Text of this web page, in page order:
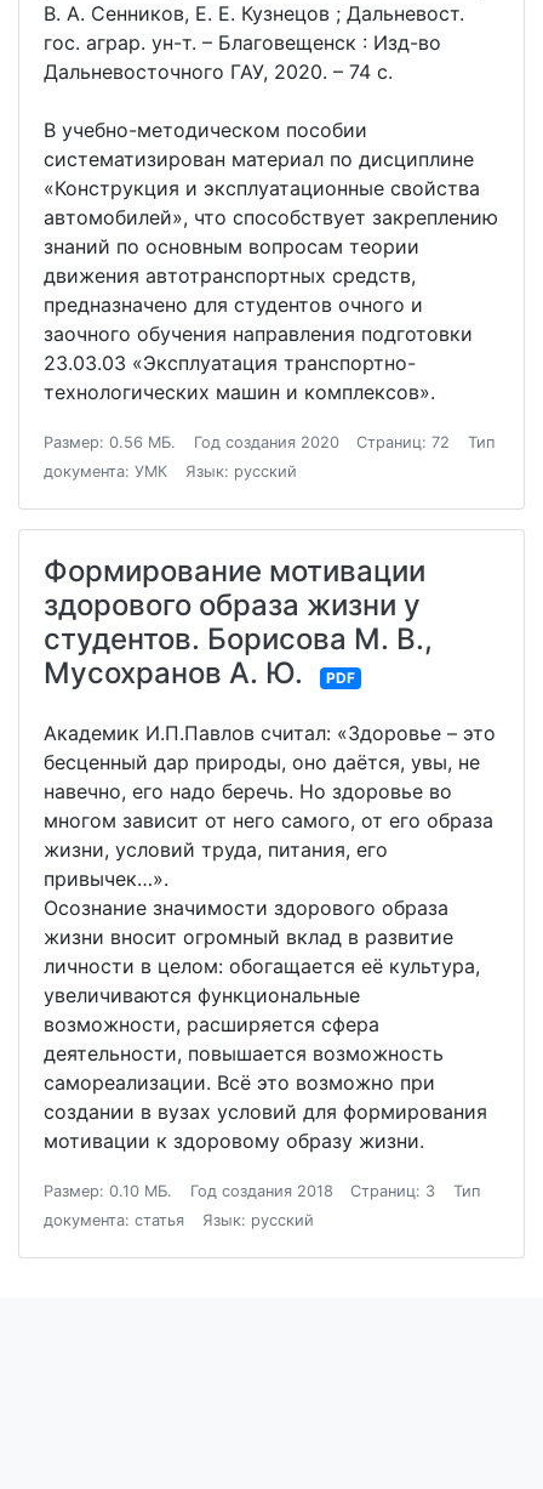
В. А. Сенников, Е. Е. Кузнецов ; Дальневост.
гос. аграр. ун-т. – Благовещенск : Изд-во
Дальневосточного ГАУ, 2020. – 74 с.
В учебно-методическом пособии
систематизирован материал по дисциплине
«Конструкция и эксплуатационные свойства
автомобилей», что способствует закреплению
знаний по основным вопросам теории
движения автотранспортных средств,
предназначено для студентов очного и
заочного обучения направления подготовки
23.03.03 «Эксплуатация транспортно-
технологических машин и комплексов».
Размер: 0.56 МБ. Год создания 2020 Страниц: 72
Тип
документа: УМК
Язык: русский
Формирование мотивации
здорового образа жизни у
студентов. Борисова М. В.,
Мусохранов А. Ю.
PDF
Академик И.П.Павлов считал: «Здоровье – это
бесценный дар природы, оно даётся, увы, не
навечно, его надо беречь. Но здоровье во
многом зависит от него самого, от его образа
жизни, условий труда, питания, его
привычек…».
Осознание значимости здорового образа
жизни вносит огромный вклад в развитие
личности в целом: обогащается её культура,
увеличиваются функциональные
возможности, расширяется сфера
деятельности, повышается возможность
самореализации. Всё это возможно при
создании в вузах условий для формирования
мотивации к здоровому образу жизни.
Размер: 0.10 МБ. Год создания 2018 Страниц: 3
Тип
документа: статья
Язык: русский